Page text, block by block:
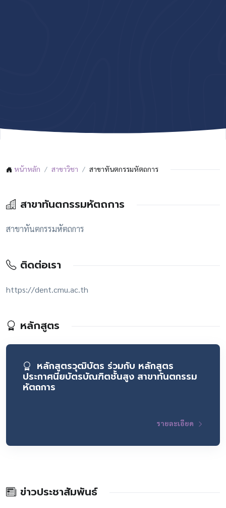
หน้าหลัก สาขาวิชา สาขาทันตกรรมหัตถการ
สาขาทันตกรรมหัตถการ
สาขาทันตกรรมหัตถการ
ติดต่อเรา
https://dent.cmu.ac.th
หลักสูตร
หลักสูตรวุฒิบัตร ร่วมกับ หลักสูตร
ประกาศนียบัตรบัณฑิตชั้นสูง สาขาทันตกรรม
หัตถการ
รายละเอียด
ข่าวประชาสัมพันธ์